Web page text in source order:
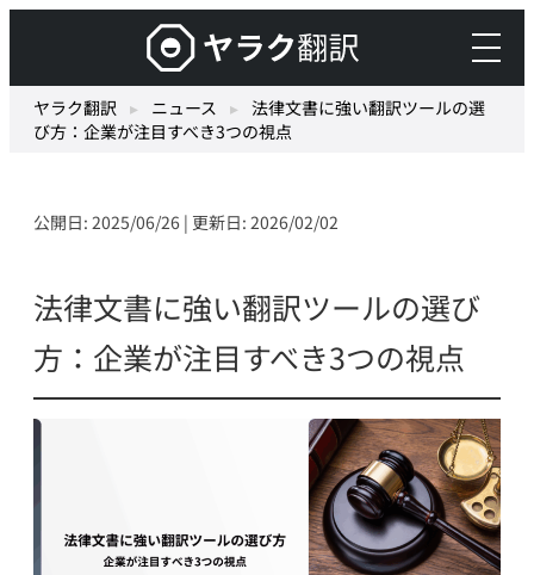
を
ヤ
ラ
ク
翻
最
端
の
AI
自
械
ヤラク翻訳 ▸ ニュース ▸ 法律文書に強い翻訳ツールの選
び方：企業が注目すべき3つの視点
公開日: 2025/06/26 | 更新日: 2026/02/02
法律文書に強い翻訳ツールの選び
方：企業が注目すべき3つの視点